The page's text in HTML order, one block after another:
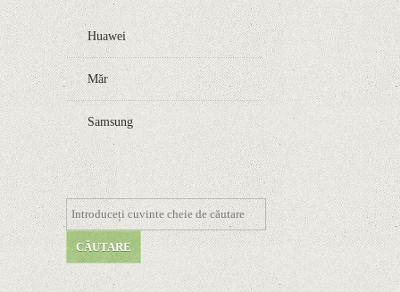
Huawei
Măr
Samsung